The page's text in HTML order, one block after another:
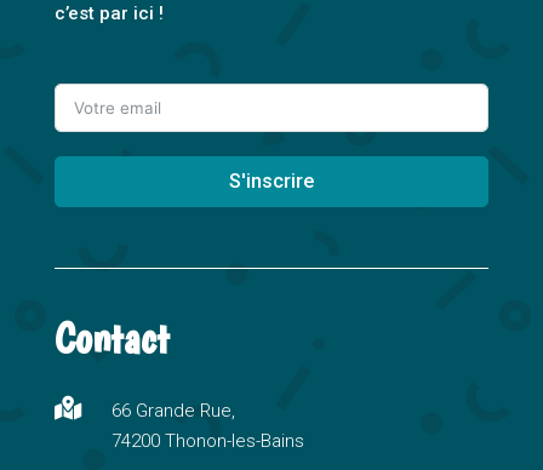
c’est par ici !
S'inscrire
l
e
n
a
Contact

66 Grande Rue,
74200 Thonon-les-Bains